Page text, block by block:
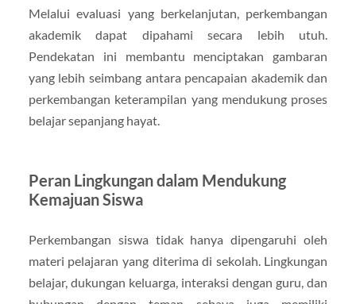
Melalui evaluasi yang berkelanjutan, perkembangan
akademik dapat dipahami secara lebih utuh.
Pendekatan ini membantu menciptakan gambaran
yang lebih seimbang antara pencapaian akademik dan
perkembangan keterampilan yang mendukung proses
belajar sepanjang hayat.
Peran Lingkungan dalam Mendukung
Kemajuan Siswa
Perkembangan siswa tidak hanya dipengaruhi oleh
materi pelajaran yang diterima di sekolah. Lingkungan
belajar, dukungan keluarga, interaksi dengan guru, dan